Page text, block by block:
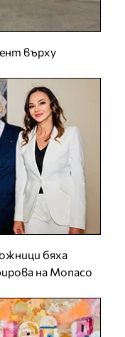
върху
бяха
на Monaco